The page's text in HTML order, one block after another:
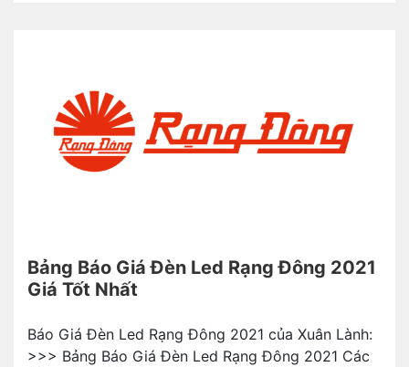
Bảng Báo Giá Đèn Led Rạng Đông 2021
Giá Tốt Nhất
Báo Giá Đèn Led Rạng Đông 2021 của Xuân Lành:
>>> Bảng Báo Giá Đèn Led Rạng Đông 2021 Các